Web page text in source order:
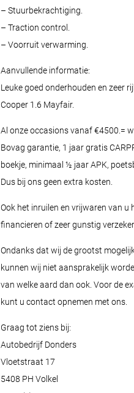
– Stuurbekrachtiging.
– Traction control.
– Voorruit verwarming.
Aanvullende informatie:
Leuke goed onderhouden en zeer
Cooper 1.6 Mayfair.
Al onze occasions vanaf €4500.=
Bovag garantie, 1 jaar gratis
boekje, minimaal ½ jaar APK,
Dus bij ons geen extra kosten.
Ook het inruilen en vrijwaren van
financieren of zeer gunstig
Ondanks dat wij de grootst
kunnen wij niet aansprakelijk
van welke aard dan ook. Voor de
kunt u contact opnemen met ons.
Graag tot ziens bij:
Autobedrijf Donders
Vloetstraat 17
5408 PH Volkel